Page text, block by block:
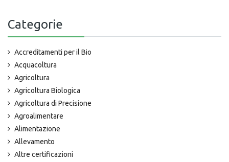
Categorie
Accreditamenti per il Bio
Acquacoltura
Agricoltura
Agricoltura Biologica
Agricoltura di Precisione
Agroalimentare
Alimentazione
Allevamento
Altre certificazioni